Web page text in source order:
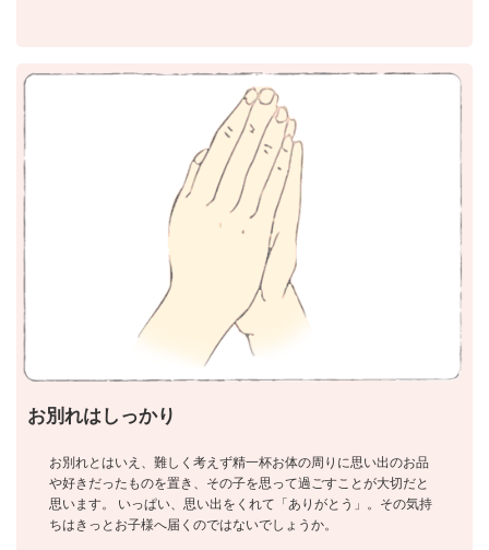
お別れはしっかり
お別れとはいえ、難しく考えず精一杯お体の周りに思い出のお品
や好きだったものを置き、その子を思って過ごすことが大切だと
思います。 いっぱい、思い出をくれて「ありがとう」。その気持
ちはきっとお子様へ届くのではないでしょうか。